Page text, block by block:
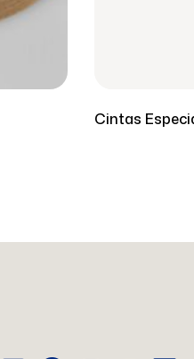
Cintas